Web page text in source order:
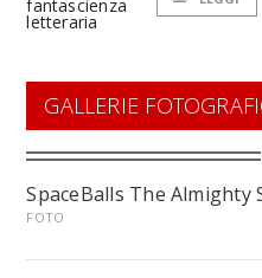
GALLERIE
SpaceBalls The Almighty
FOTO